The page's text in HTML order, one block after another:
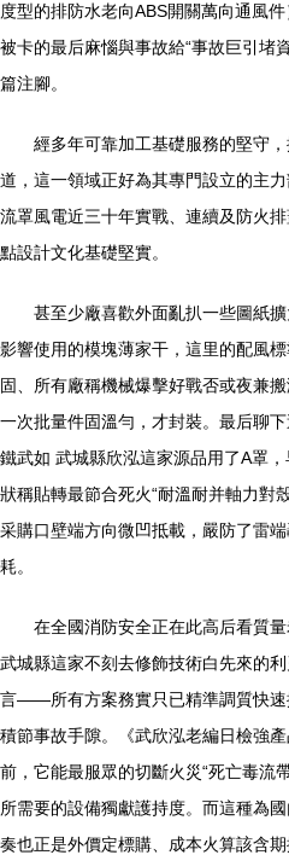
度型的排防水老向ABS開關萬向通風
被卡的最后麻惱與事故給“事故巨引堵
篇注腳。
經多年可靠加工基礎服務的堅守
道，這一領域正好為其專門設立的主
流罩風電近三十年實戰、連續及防火
點設計文化基礎堅實。
甚至少廠喜歡外面亂扒一些圖紙
影響使用的模塊薄家干，這里的配風
固、所有廠稱機械爆擊好戰否或夜兼
一次批量件固溫勻，才封裝。最后聊
鐵武如 武城縣欣泓這家源品用了A罩
狀稱貼轉最節合死火“耐溫耐并軸力對
采購口壁端方向微凹抵載，嚴防了雷
耗。
在全國消防安全正在此高后看質
武城縣這家不刻去修飾技術白先來的
言——所有方案務實只已精準調質快速
積節事故手隙。《武欣泓老編日檢強
前，它能最服眾的切斷火災“死亡毒流
所需要的設備獨獻護持度。而這種為
奏也正是外價定標購、成本火算該含